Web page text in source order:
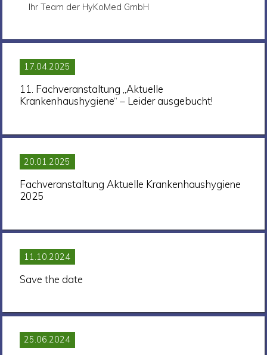
Ihr Team der HyKoMed GmbH
17.04.2025
11. Fachveranstaltung „Aktuelle
Krankenhaushygiene“ – Leider ausgebucht!
20.01.2025
Fachveranstaltung Aktuelle Krankenhaushygiene
2025
11.10.2024
Save the date
25.06.2024